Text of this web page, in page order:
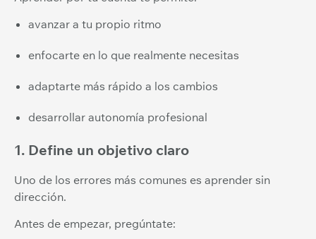
avanzar a tu propio ritmo
enfocarte en lo que realmente necesitas
adaptarte más rápido a los cambios
desarrollar autonomía profesional
1. Define un objetivo claro
Uno de los errores más comunes es aprender sin
dirección.
Antes de empezar, pregúntate: